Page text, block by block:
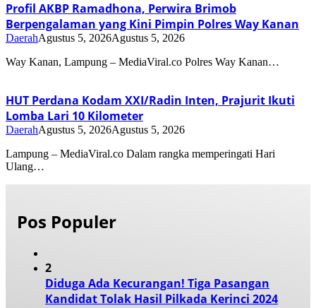
Profil AKBP Ramadhona, Perwira Brimob
Berpengalaman yang Kini Pimpin Polres Way Kanan
DaerahAgustus 5, 2026Agustus 5, 2026
Way Kanan, Lampung – MediaViral.co Polres Way Kanan…
HUT Perdana Kodam XXI/Radin Inten, Prajurit Ikuti
Lomba Lari 10 Kilometer
DaerahAgustus 5, 2026Agustus 5, 2026
Lampung – MediaViral.co Dalam rangka memperingati Hari
Ulang…
Pos Populer
2
Diduga Ada Kecurangan! Tiga Pasangan
Kandidat Tolak Hasil Pilkada Kerinci 2024